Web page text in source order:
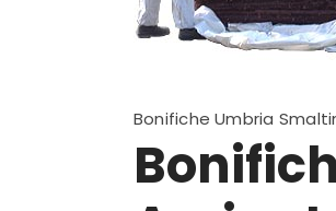
Bonifiche Umbria